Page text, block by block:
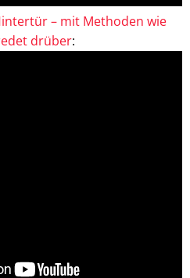
– mit Methoden wie
drüber: